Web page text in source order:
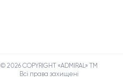
© 2026 COPYRIGHT «ADMIRAL» TM
Всі права захищені